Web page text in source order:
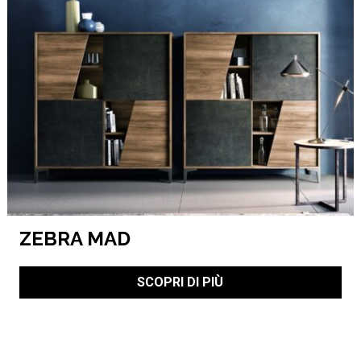
ZEBRA MAD
SCOPRI DI PIÙ